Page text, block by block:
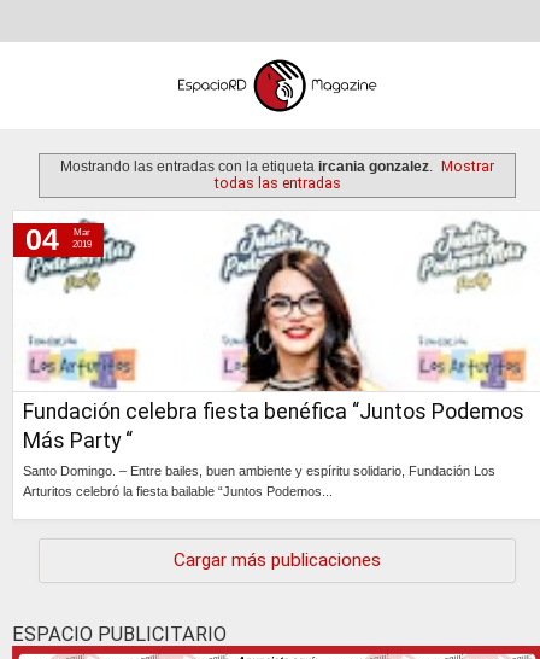
Mostrando las entradas con la etiqueta ircania gonzalez.
Mostrar
todas las entradas
lunes, 4 de marzo de 2019
Fundación celebra fiesta benéfica “Juntos Podemos
Más Party “
Santo Domingo. – Entre bailes, buen ambiente y espíritu solidario, Fundación Los
Arturitos celebró la fiesta bailable “Juntos Podemos...
04
Mar
2019
Cargar más publicaciones
ESPACIO PUBLICITARIO